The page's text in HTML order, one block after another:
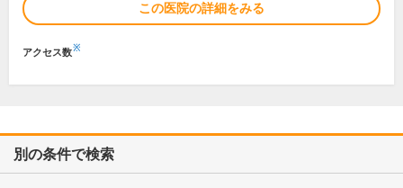
この医院の詳細をみる
アクセス数※
別の条件で検索